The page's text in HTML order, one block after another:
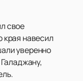
свое
края навесил
уверенно